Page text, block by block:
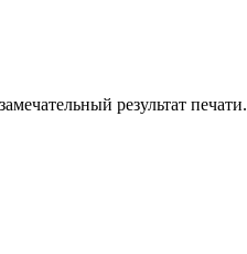
результат печати.